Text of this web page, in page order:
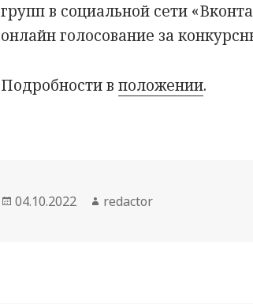
групп в социальной сети
онлайн голосование за
Подробности вположении.
Опубликовано
04.10.2022 Автор
redactor